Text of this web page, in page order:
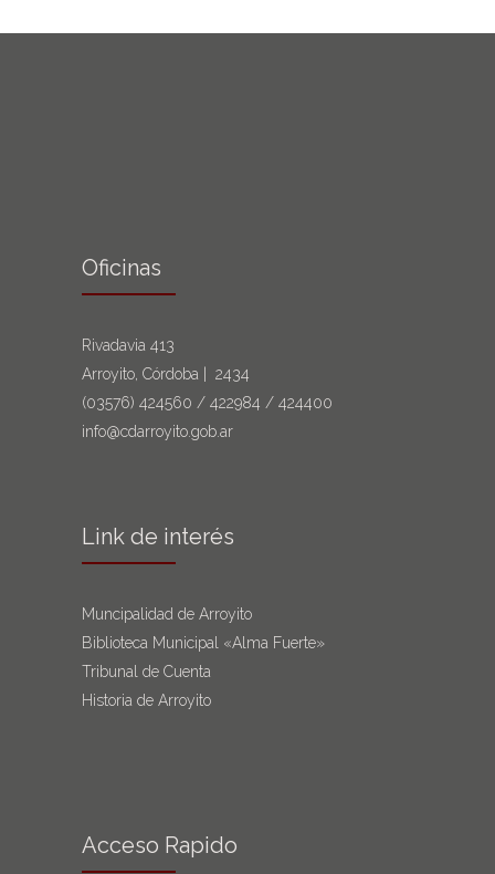
Oficinas
Rivadavia 413
Arroyito, Córdoba | 2434
(03576) 424560 / 422984 / 424400
info@cdarroyito.gob.ar
Link de interés
Muncipalidad de Arroyito
Biblioteca Municipal «Alma Fuerte»
Tribunal de Cuenta
Historia de Arroyito
Acceso Rapido